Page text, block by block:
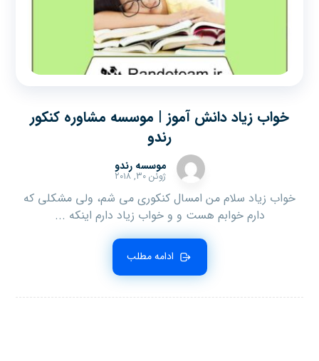
خواب زیاد دانش آموز | موسسه مشاوره کنکور
رندو
موسسه رندو
ژوئن ۳۰, ۲۰۱۸
خواب زیاد سلام من امسال کنکوری می شم، ولی مشکلی که
دارم خوابم هست و و خواب زیاد دارم اینکه ...
ادامه مطلب